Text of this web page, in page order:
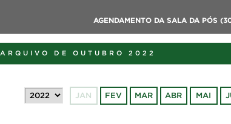
AGENDAMENTO DA SALA DA PÓS
ARQUIVO DE OUTUBRO 2022
JAN FEV MAR ABR MAI